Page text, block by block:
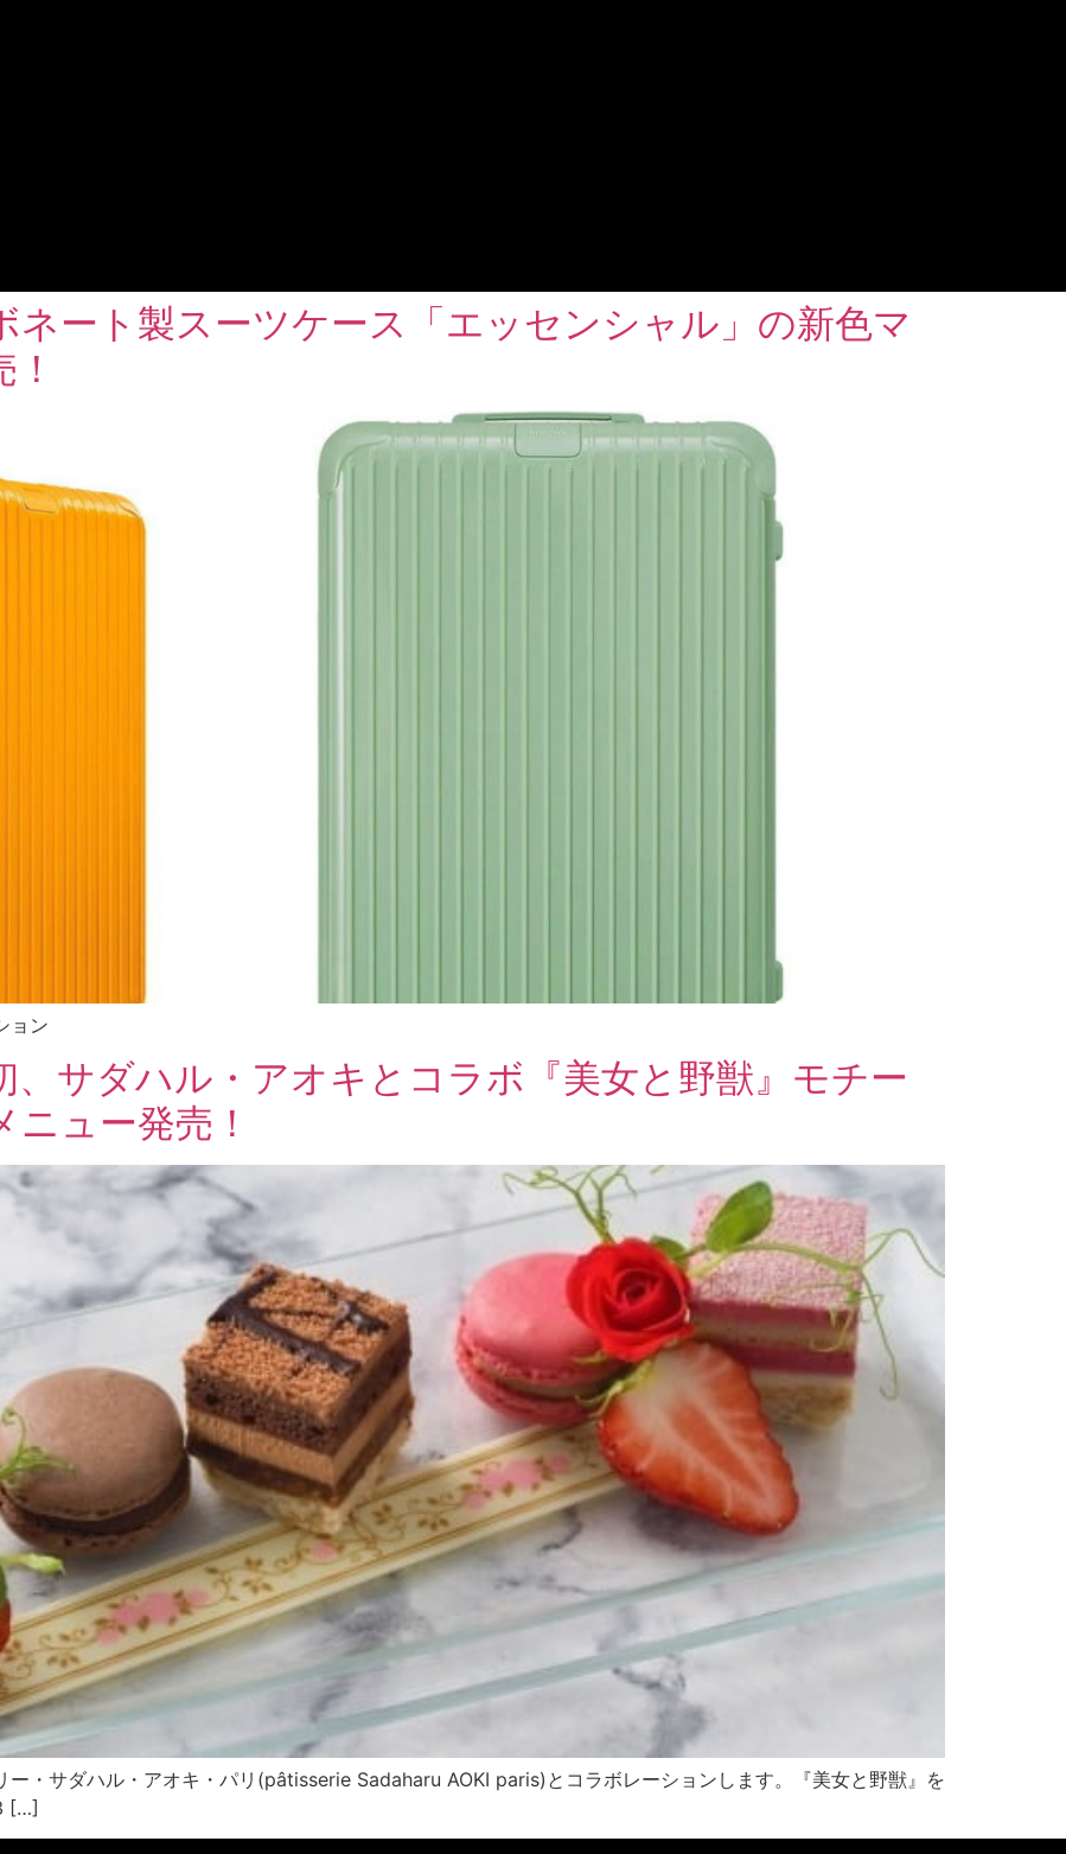
ネート製スーツケース「エッセンシャル」の新色マ
ョン
、サダハル・アオキとコラボ『美女と野獣』モチー
ュー発売！
・サダハル・アオキ・パリ(pâtisserie Sadaharu AOKI paris)とコラボレーションします。『美女と野獣』を
[…]